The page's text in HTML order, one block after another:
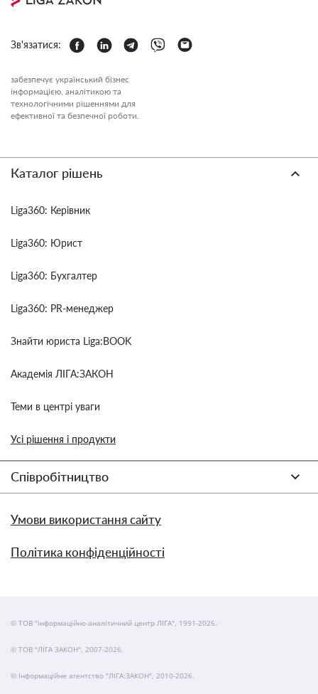
Зв'язатися:
забезпечує український бізнес
інформацією, аналітикою та
технологічними рішеннями для
ефективної та безпечної роботи.
Каталог рішень
Liga360: Керівник
Liga360: Юрист
Liga360: Бухгалтер
Liga360: PR-менеджер
Знайти юриста Liga:BOOK
Академія ЛІГА:ЗАКОН
Теми в центрі уваги
Усі рішення і продукти
Співробітництво
Умови використання сайту
Політика конфіденційності
© ТОВ "інформаційно-аналітичний центр ЛІГА", 1991-2026.
© ТОВ "ЛІГА ЗАКОН", 2007-2026.
© Інформаційне агентство "ЛІГА:ЗАКОН", 2010-2026.